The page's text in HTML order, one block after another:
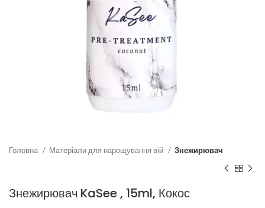
Головна Матеріали для нарощування вій Знежирювач
Знежирювач KaSee , 15ml, Кокос